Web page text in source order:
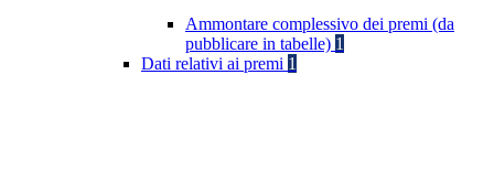
Ammontare complessivo dei premi (da
pubblicare in tabelle) 1
Dati relativi ai premi 1